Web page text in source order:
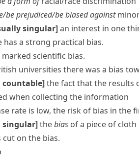
​be prejudiced/​be biased against
singular]an interest in one
has a strong practical bias.
marked scientific bias.
universities there was a bias
the fact that the results
when collecting the information
rate is low, the risk of bias in the
singular]thebias of a piece of cloth
cut on the bias.